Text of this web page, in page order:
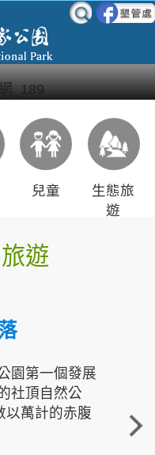
兒童
生態旅
遊
遊
園第一個發展
社頂自然公
以萬計的赤腹
重
走進